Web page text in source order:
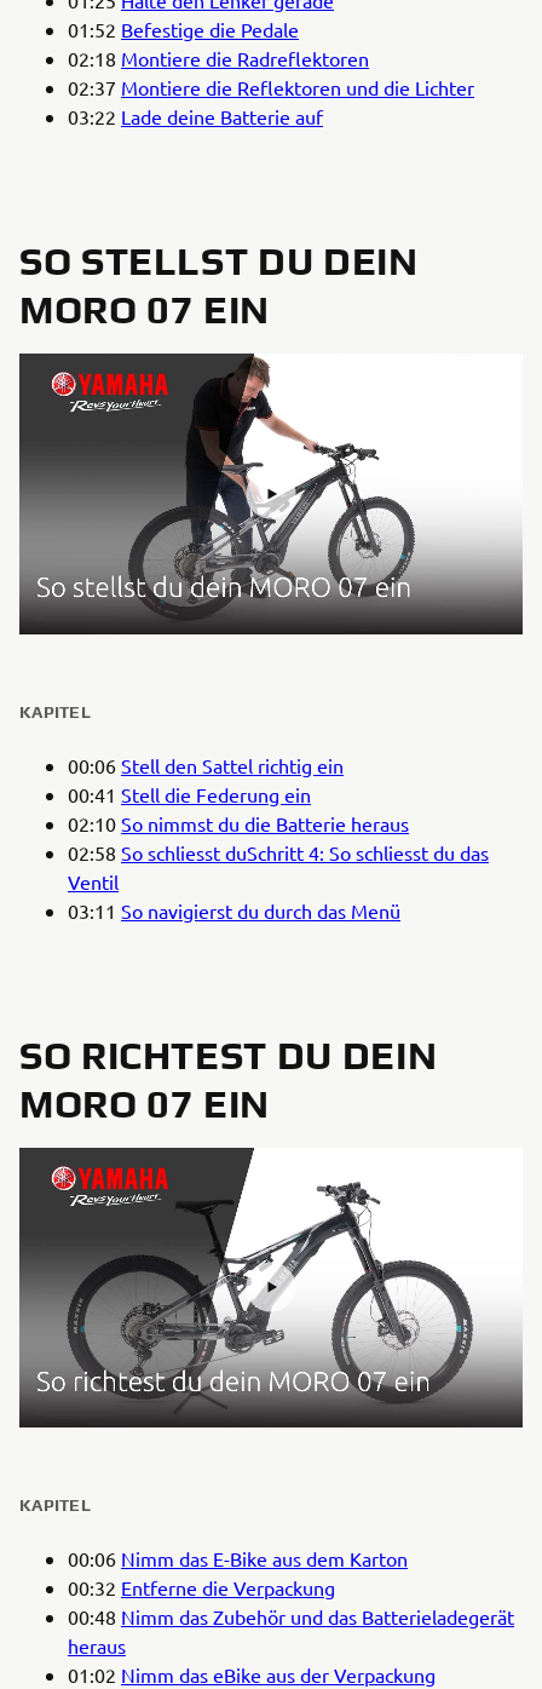
01:52 Befestige die Pedale
02:18 Montiere die Radreflektoren
02:37 Montiere die Reflektoren und die Lichter
03:22 Lade deine Batterie auf
SO STELLST DU DEIN
MORO 07 EIN
KAPITEL
00:06 Stell den Sattel richtig ein
00:41 Stell die Federung ein
02:10 So nimmst du die Batterie heraus
02:58 So schliesst duSchritt 4: So schliesst du das
Ventil
03:11 So navigierst du durch das Menü
SO RICHTEST DU DEIN
MORO 07 EIN
KAPITEL
00:06 Nimm das E-Bike aus dem Karton
00:32 Entferne die Verpackung
00:48 Nimm das Zubehör und das Batterieladegerät
heraus
01:02 Nimm das eBike aus der Verpackung